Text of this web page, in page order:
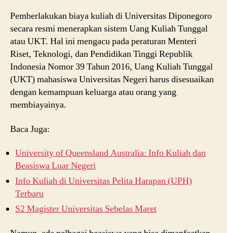
Pemberlakukan biaya kuliah di Universitas Diponegoro
secara resmi menerapkan sistem Uang Kuliah Tunggal
atau UKT. Hal ini mengacu pada peraturan Menteri
Riset, Teknologi, dan Pendidikan Tinggi Republik
Indonesia Nomor 39 Tahun 2016, Uang Kuliah Tunggal
(UKT) mahasiswa Universitas Negeri harus disesuaikan
dengan kemampuan keluarga atau orang yang
membiayainya.
Baca Juga:
University of Queensland Australia: Info Kuliah dan
Beasiswa Luar Negeri
Info Kuliah di Universitas Pelita Harapan (UPH)
Terbaru
S2 Magister Universitas Sebelas Maret